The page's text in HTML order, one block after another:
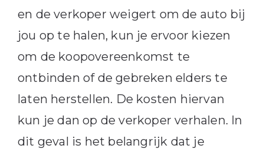
en de verkoper weigert om de auto bij
jou op te halen, kun je ervoor kiezen
om de koopovereenkomst te
ontbinden of de gebreken elders te
laten herstellen. De kosten hiervan
kun je dan op de verkoper verhalen. In
dit geval is het belangrijk dat je